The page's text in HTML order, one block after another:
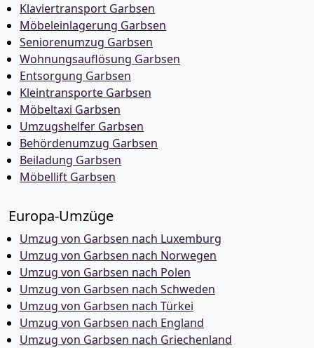
Klaviertransport Garbsen
Möbeleinlagerung Garbsen
Seniorenumzug Garbsen
Wohnungsauflösung Garbsen
Entsorgung Garbsen
Kleintransporte Garbsen
Möbeltaxi Garbsen
Umzugshelfer Garbsen
Behördenumzug Garbsen
Beiladung Garbsen
Möbellift Garbsen
Europa-Umzüge
Umzug von Garbsen nach Luxemburg
Umzug von Garbsen nach Norwegen
Umzug von Garbsen nach Polen
Umzug von Garbsen nach Schweden
Umzug von Garbsen nach Türkei
Umzug von Garbsen nach England
Umzug von Garbsen nach Griechenland